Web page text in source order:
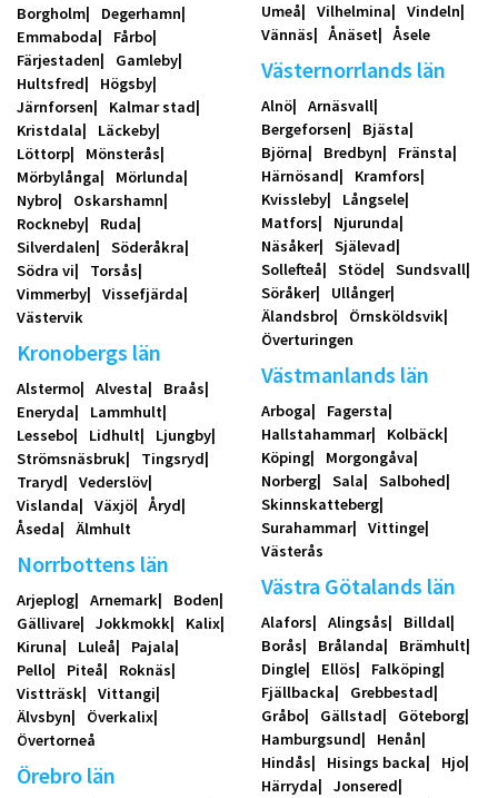
Borgholm
Degerhamn
Emmaboda
Fårbo
Färjestaden
Gamleby
Hultsfred
Högsby
Järnforsen
Kalmar stad
Kristdala
Läckeby
Löttorp
Mönsterås
Mörbylånga
Mörlunda
Nybro
Oskarshamn
Rockneby
Ruda
Silverdalen
Söderåkra
Södra vi
Torsås
Vimmerby
Vissefjärda
Västervik
Kronobergs län
Alstermo Alvesta
Braås
Eneryda
Lammhult
Lessebo
Lidhult
Ljungby
Strömsnäsbruk
Tingsryd
Traryd
Vederslöv
Vislanda
Växjö
Åryd
Åseda
Älmhult
Norrbottens län
Arjeplog Arnemark
Boden
Gällivare
Jokkmokk
Kalix
Kiruna
Luleå
Pajala
Pello
Piteå
Roknäs
Vistträsk
Vittangi
Älvsbyn
Överkalix
Övertorneå
Örebro län
Umeå
Vilhelmina
Vindeln
Vännäs
Ånäset Åsele
Västernorrlands län
Alnö
Arnäsvall
Bergeforsen
Bjästa
Björna
Bredbyn
Fränsta
Härnösand
Kramfors
Kvissleby
Långsele
Matfors
Njurunda
Näsåker
Själevad
Sollefteå
Stöde
Sundsvall
Söråker
Ullånger
Älandsbro
Örnsköldsvik
Överturingen
Västmanlands län
Arboga
Fagersta
Hallstahammar
Kolbäck
Köping
Morgongåva
Norberg
Sala
Salbohed
Skinnskatteberg
Surahammar
Vittinge
Västerås
Västra Götalands län
Alafors Alingsås
Billdal
Borås
Brålanda
Brämhult
Dingle
Ellös
Falköping
Fjällbacka
Grebbestad
Gråbo
Gällstad
Göteborg
Hamburgsund
Henån
Hindås
Hisings backa
Hjo
Härryda
Jonsered